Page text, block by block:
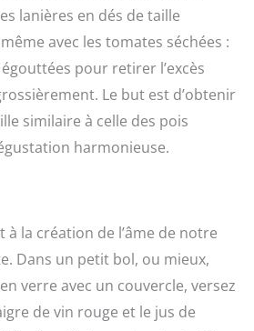
lanières en dés de taille
avec les tomates séchées :
pour retirer l’excès
Le but est d’obtenir
similaire à celle des pois
harmonieuse.
à la création de l’âme de notre
Dans un petit bol, ou mieux,
verre avec un couvercle, versez
de vin rouge et le jus de